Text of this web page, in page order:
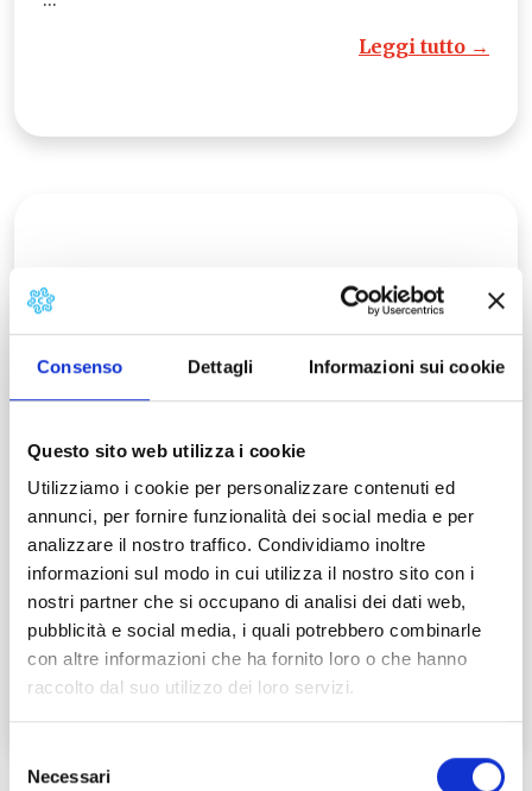
Consenso Dettagli Informazioni sui cookie
Questo sito web utilizza i cookie
Utilizziamo i cookie per personalizzare contenuti ed
annunci, per fornire funzionalità dei social media e per
analizzare il nostro traffico. Condividiamo inoltre
informazioni sul modo in cui utilizza il nostro sito con i
nostri partner che si occupano di analisi dei dati web,
pubblicità e social media, i quali potrebbero combinarle
con altre informazioni che ha fornito loro o che hanno
raccolto dal suo utilizzo dei loro servizi.
delNecessari
Leggi tutto →
Dante a Pisa: luoghi e personaggi
della Divina Commedia
Con i versi dell’Inferno della Divina Commedia, Pisa è
rimasta nella storia come luogo ostile a Dante
Alighieri. In realtà…
Leggi tutto →